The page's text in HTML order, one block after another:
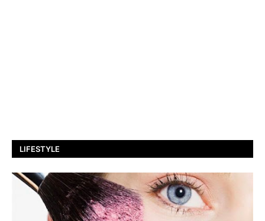
LIFESTYLE